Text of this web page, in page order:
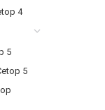
4
5
5